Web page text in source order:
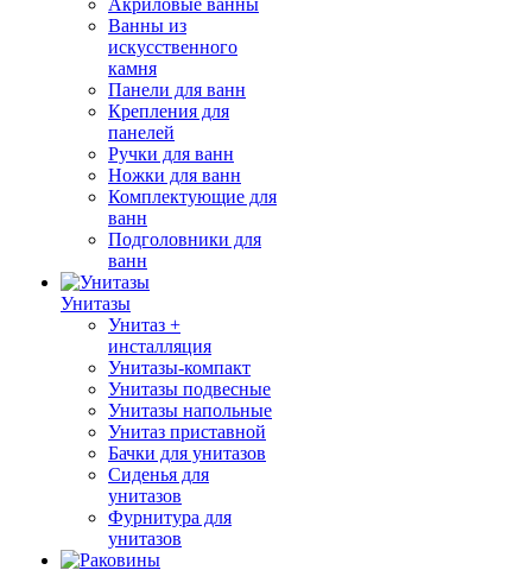
Акриловые ванны
Ванны из
искусственного
камня
Панели для ванн
Крепления для
панелей
Ручки для ванн
Ножки для ванн
Комплектующие для
ванн
Подголовники для
ванн
Унитазы
Унитаз +
инсталляция
Унитазы-компакт
Унитазы подвесные
Унитазы напольные
Унитаз приставной
Бачки для унитазов
Сиденья для
унитазов
Фурнитура для
унитазов